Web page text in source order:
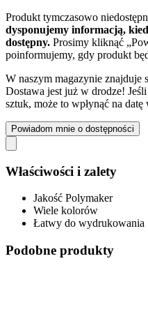
Produkt tymczasowo
dysponujemy informacją,
dostępny. Prosimy kliknąć
poinformujemy, gdy produkt
W naszym magazynie znajduje
Dostawa jest już w drodze!
sztuk, może to wpłynąć na datę
Powiadom mnie o dostępności
Właściwości i zalety
Jakość Polymaker
Wiele kolorów
Łatwy do wydrukowania
Podobne produkty